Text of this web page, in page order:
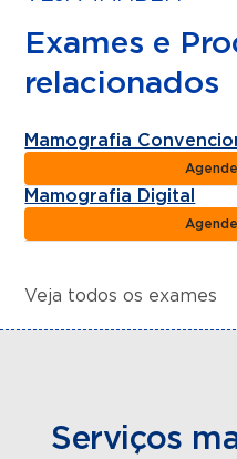
Exames e
relacionados
Mamografia
Mamografia Digital
Veja todos os exames
Serviços